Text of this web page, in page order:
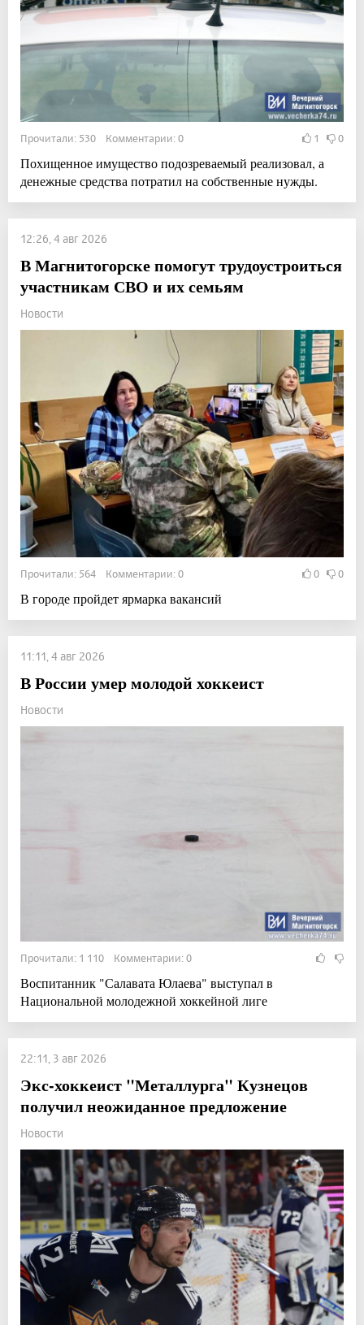
Прочитали: 530 Комментарии: 0 1 0
Похищенное имущество подозреваемый реализовал, а
денежные средства потратил на собственные нужды.
12:26, 4 авг 2026
В Магнитогорске помогут трудоустроиться
участникам СВО и их семьям
Новости
Прочитали: 564 Комментарии: 0 0 0
В городе пройдет ярмарка вакансий
11:11, 4 авг 2026
В России умер молодой хоккеист
Новости
Прочитали: 1 110 Комментарии: 0
Воспитанник "Салавата Юлаева" выступал в
Национальной молодежной хоккейной лиге
22:11, 3 авг 2026
Экс-хоккеист "Металлурга" Кузнецов
получил неожиданное предложение
Новости